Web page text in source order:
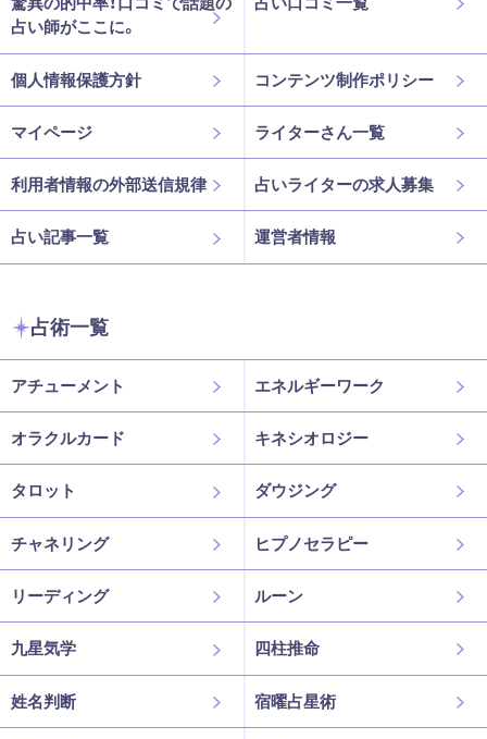
占い師がここに。
個人情報保護方針 コンテンツ制作ポリシー
マイページ ライターさん一覧
利用者情報の外部送信規律 占いライターの求人募集
占い記事一覧 運営者情報
占術一覧
アチューメント エネルギーワーク
オラクルカード キネシオロジー
タロット ダウジング
チャネリング ヒプノセラピー
リーディング ルーン
九星気学 四柱推命
姓名判断 宿曜占星術